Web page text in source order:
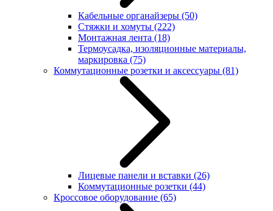
Кабельные органайзеры (50)
Стяжки и хомуты (222)
Монтажная лента (18)
Термоусадка, изоляционные материалы,
маркировка (75)
Коммутационные розетки и аксессуары (81)
Лицевые панели и вставки (26)
Коммутационные розетки (44)
Кроссовое оборудование (65)